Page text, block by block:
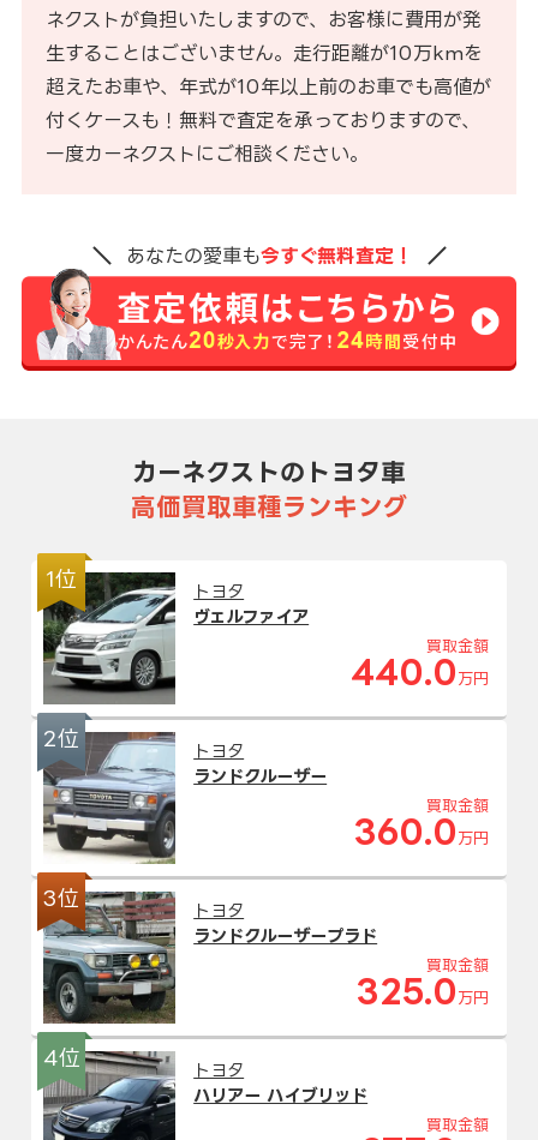
ネクストが負担いたしますので、お客様に費用が発
生することはございません。走行距離が10万kmを
超えたお車や、年式が10年以上前のお車でも高値が
付くケースも！無料で査定を承っておりますので、
一度カーネクストにご相談ください。
あなたの愛車も今すぐ無料査定！
カーネクストのトヨタ車
高価買取車種ランキング
1位
トヨタ
ヴェルファイア
買取金額
440.0 万円
2位
トヨタ
ランドクルーザー
買取金額
360.0 万円
3位
トヨタ
ランドクルーザープラド
買取金額
325.0 万円
4位
トヨタ
ハリアー ハイブリッド
買取金額